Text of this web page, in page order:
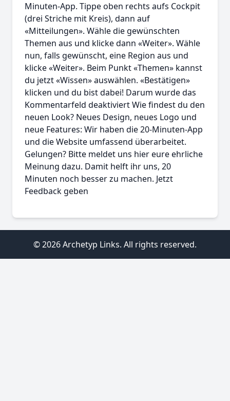
Minuten-App. Tippe oben rechts aufs Cockpit
(drei Striche mit Kreis), dann auf
«Mitteilungen». Wähle die gewünschten
Themen aus und klicke dann «Weiter». Wähle
nun, falls gewünscht, eine Region aus und
klicke «Weiter». Beim Punkt «Themen» kannst
du jetzt «Wissen» auswählen. «Bestätigen»
klicken und du bist dabei! Darum wurde das
Kommentarfeld deaktiviert Wie findest du den
neuen Look? Neues Design, neues Logo und
neue Features: Wir haben die 20-Minuten-App
und die Website umfassend überarbeitet.
Gelungen? Bitte meldet uns hier eure ehrliche
Meinung dazu. Damit helft ihr uns, 20
Minuten noch besser zu machen. Jetzt
Feedback geben
© 2026 Archetyp Links. All rights reserved.